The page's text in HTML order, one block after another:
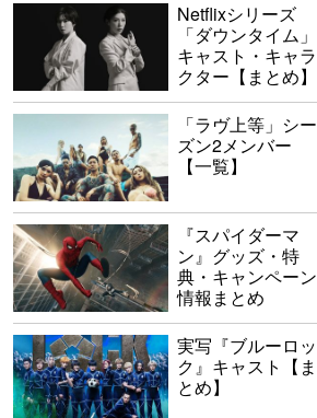
Netflixシリーズ
「ダウンタイム」
キャスト・キャラ
クター【まとめ】
「ラヴ上等」シー
ズン2メンバー
【一覧】
『スパイダーマ
ン』グッズ・特
典・キャンペーン
情報まとめ
実写『ブルーロッ
ク』キャスト【ま
とめ】